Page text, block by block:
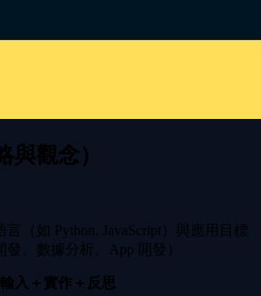
與觀念）
言（如 Python, JavaScript）與應用目標
發、數據分析、App 開發）
入＋實作＋反思